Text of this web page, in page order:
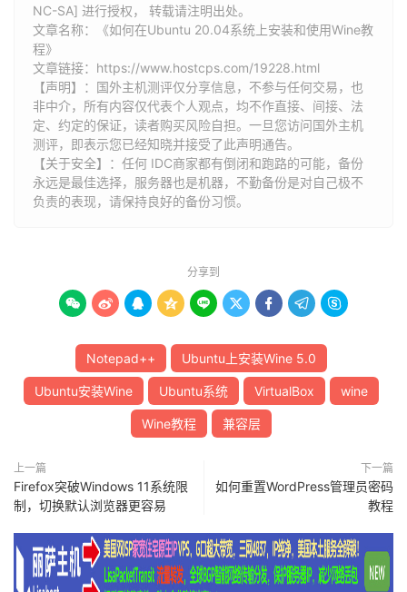
NC-SA] 进行授权， 转载请注明出处。
文章名称：《如何在Ubuntu 20.04系统上安装和使用Wine教
程》
文章链接： https://www.hostcps.com/19228.html
【声明】：国外主机测评仅分享信息，不参与任何交易，也
非中介，所有内容仅代表个人观点，均不作直接、间接、法
定、约定的保证，读者购买风险自担。一旦您访问国外主机
测评，即表示您已经知晓并接受了此声明通告。
【关于安全】：任何 IDC商家都有倒闭和跑路的可能，备份
永远是最佳选择，服务器也是机器，不勤备份是对自己极不
负责的表现，请保持良好的备份习惯。
分享到
        
Notepad++ Ubuntu上安装Wine 5.0
Ubuntu安装Wine Ubuntu系统 VirtualBox wine
Wine教程 兼容层
上一篇
Firefox突破Windows 11系统限
制，切换默认浏览器更容易
下一篇
如何重置WordPress管理员密码
教程